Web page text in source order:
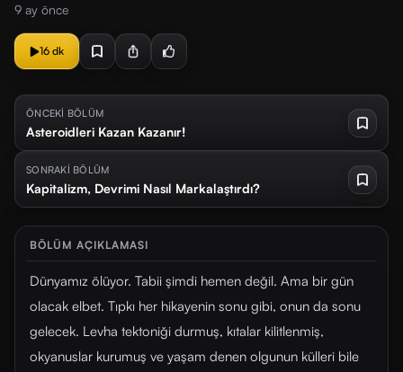
9 ay önce
16 dk
ÖNCEKİ BÖLÜM
Asteroidleri Kazan Kazanır!
SONRAKİ BÖLÜM
Kapitalizm, Devrimi Nasıl Markalaştırdı?
BÖLÜM AÇIKLAMASI
Dünyamız ölüyor. Tabii şimdi hemen değil. Ama bir gün
olacak elbet. Tıpkı her hikayenin sonu gibi, onun da sonu
gelecek. Levha tektoniği durmuş, kıtalar kilitlenmiş,
okyanuslar kurumuş ve yaşam denen olgunun külleri bile